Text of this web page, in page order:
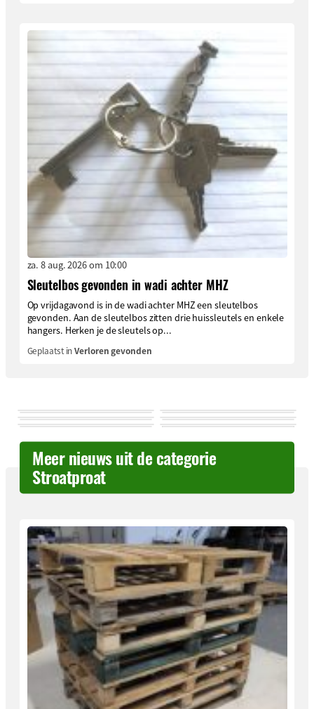
za. 8 aug. 2026 om 10:00
Sleutelbos gevonden in wadi achter MHZ
Op vrijdagavond is in de wadi achter MHZ een sleutelbos
gevonden. Aan de sleutelbos zitten drie huissleutels en enkele
hangers. Herken je de sleutels op...
Geplaatst inVerloren gevonden
Meer nieuws uit de categorie
Stroatproat